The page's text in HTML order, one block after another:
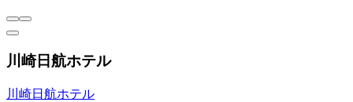
川崎日航ホテル
川崎日航ホテル